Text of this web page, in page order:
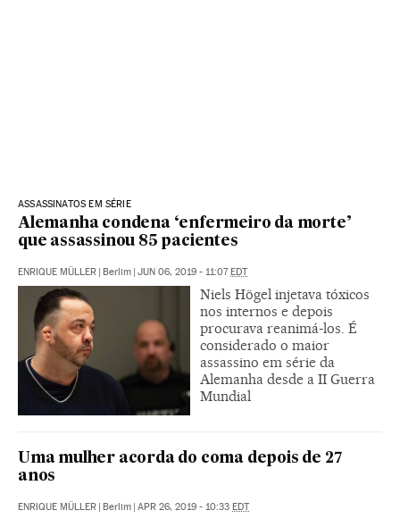
ASSASSINATOS EM SÉRIE
Alemanha condena ‘enfermeiro da morte’
que assassinou 85 pacientes
ENRIQUE MÜLLER | Berlim | JUN 06, 2019 - 11:07EDT
Niels Högel injetava tóxicos
nos internos e depois
procurava reanimá-los. É
considerado o maior
assassino em série da
Alemanha desde a II Guerra
Mundial
Uma mulher acorda do coma depois de 27
anos
ENRIQUE MÜLLER | Berlim | APR 26, 2019 - 10:33 EDT